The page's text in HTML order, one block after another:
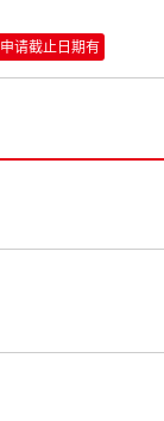
申请截止日期有